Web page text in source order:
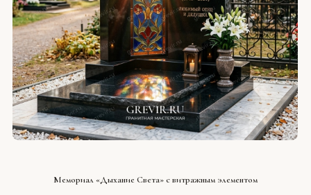
Мемориал «Дыхание Света» с витражным элементом